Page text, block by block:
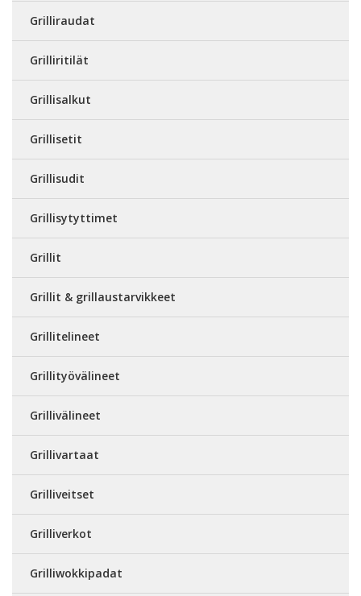
Grilliraudat
Grilliritilät
Grillisalkut
Grillisetit
Grillisudit
Grillisytyttimet
Grillit
Grillit & grillaustarvikkeet
Grillitelineet
Grillityövälineet
Grillivälineet
Grillivartaat
Grilliveitset
Grilliverkot
Grilliwokkipadat